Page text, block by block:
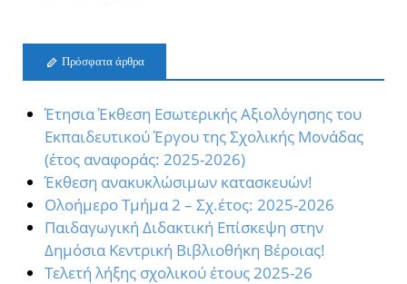
Πρόσφατα άρθρα
Έτησια Έκθεση Εσωτερικής Αξιολόγησης του
Εκπαιδευτικού Έργου της Σχολικής Μονάδας
(έτος αναφοράς: 2025-2026)
Έκθεση ανακυκλώσιμων κατασκευών!
Oλοήμερο Τμήμα 2 – Σχ.έτος: 2025-2026
Παιδαγωγική Διδακτική Επίσκεψη στην
Δημόσια Κεντρική Βιβλιοθήκη Βέροιας!
Τελετή λήξης σχολικού έτους 2025-26